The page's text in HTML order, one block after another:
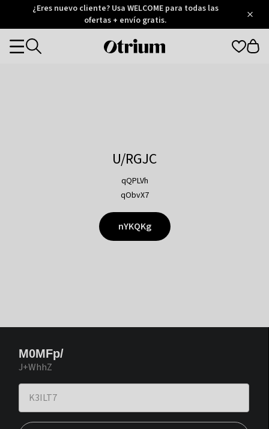
Otrium
Trustpilot
¿Eres nuevo cliente? Usa WELCOME para todas las
ofertas + envío gratis.
Otrium
Categories
U/RGJC
qQPLVh
qObvX7
nYKQKg
M0MFp/
J+WhhZ